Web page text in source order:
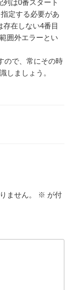
列は0番スタート
定する必要があ
存在しない4番目
囲外エラーとい
ので、常にその時
しましょう。
ません。 ※ が付